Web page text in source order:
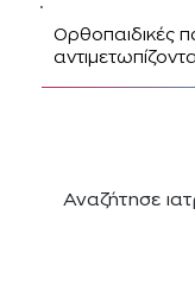
Ορθοπαιδικές
Αναζήτησε